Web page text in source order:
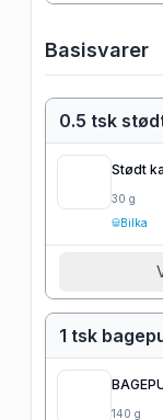
Basisvarer
0.5 tsk
Stødt
30 g
Bilka
1 tsk
140 g